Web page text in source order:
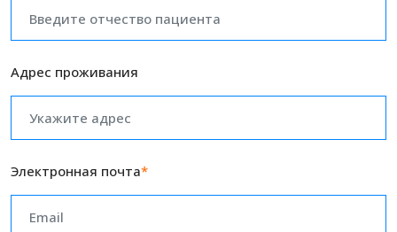
Адрес проживания
Электронная почта*